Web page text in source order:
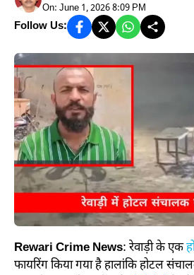
On: June 1, 2026 8:09 PM
Follow Us:
Rewari Crime News: रेवाड़ी के एक
फायरिंग किया गया है हालांकि होटल